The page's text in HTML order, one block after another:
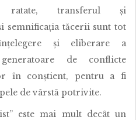
ratate, transferul și
semnificația tăcerii sunt tot
și eliberare a
de conflicte
în conștient, pentru a fi
de vârstă potrivite.
este mai mult decât un